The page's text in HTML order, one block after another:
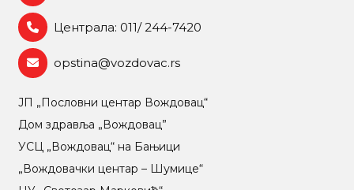
Централа: 011/ 244-7420
opstina@vozdovac.rs
ЈП „Пословни центар Вождовац“
Дом здравља „Вождовац”
УСЦ „Вождовац“ на Бањици
„Вождовачки центар – Шумице“